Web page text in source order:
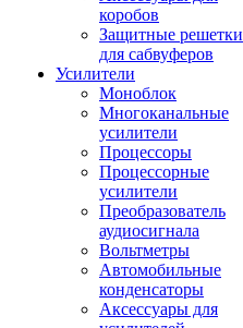
коробов
Защитные решетки
для сабвуферов
Усилители
Моноблок
Многоканальные
усилители
Процессоры
Процессорные
усилители
Преобразователь
аудиосигнала
Вольтметры
Автомобильные
конденсаторы
Аксессуары для